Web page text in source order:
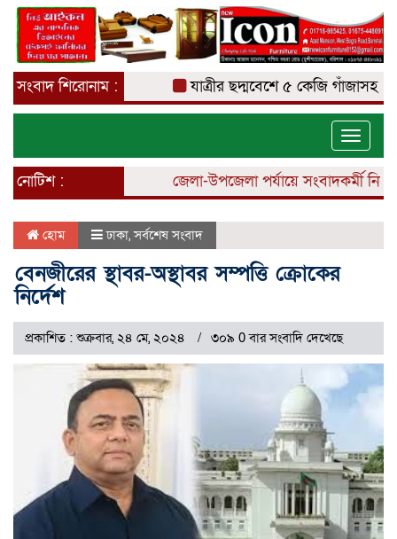
সংবাদ শিরোনাম : যাত্রীর ছদ্মবেশে ৫ কেজি গাঁজাসহ মাদক
Toggle
নোটিশ :
জেলা-উপজেলা পর্যায়ে সংবাদকর্মী নিয়োগ
হোম ঢাকা,সর্বশেষ সংবাদ
বেনজীরের স্থাবর-অস্থাবর সম্পত্তি ক্রোকের
নির্দেশ
প্রকাশিত : শুক্রবার, ২৪ মে, ২০২৪ ৩০৯ 0 বার সংবাদি দেখেছে